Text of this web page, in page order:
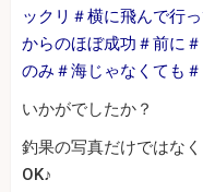
ックリ＃横に飛んで行
からのほぼ成功＃前に
のみ＃海じゃなくても
いかがでしたか？
釣果の写真だけではな
OK♪